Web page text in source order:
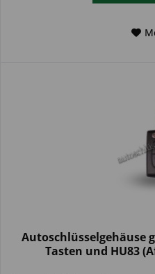
Autoschlüsselgehäuse
Tasten und HU83